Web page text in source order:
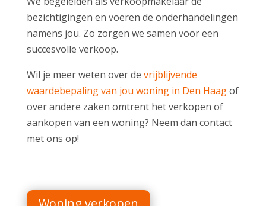
bezichtigingen en voeren de onderhandelingen
namens jou. Zo zorgen we samen voor een
succesvolle verkoop.
Wil je meer weten over de vrijblijvende
waardebepaling van jou woning in Den Haagof
over andere zaken omtrent het verkopen of
aankopen van een woning? Neem dan contact
met ons op!